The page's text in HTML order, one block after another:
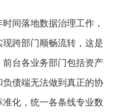
间落地数据治理工作，
跨部门顺畅流转，这是
台各业务部门包括资产
债端无法做到真正的协
化，统一各条线专业数